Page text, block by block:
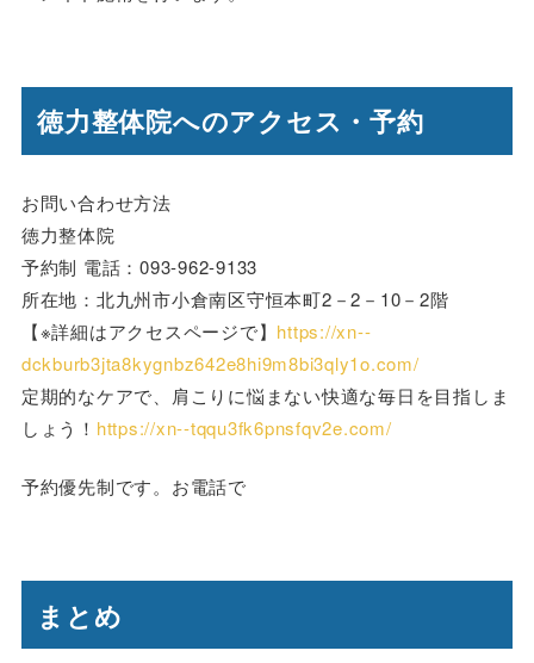
徳力整体院へのアクセス・予約
お問い合わせ方法
徳力整体院
予約制 電話：093-962-9133
所在地：北九州市小倉南区守恒本町2－2－10－2階
【※詳細はアクセスページで】 https://xn--
dckburb3jta8kygnbz642e8hi9m8bi3qly1o.com/
定期的なケアで、肩こりに悩まない快適な毎日を目指しま
しょう！ https://xn--tqqu3fk6pnsfqv2e.com/
予約優先制です。お電話で
まとめ